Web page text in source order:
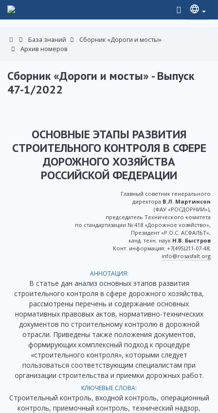
База знаний
Сборник «Дороги и мосты»
Архив номеров
Сборник «Дороги и мосты» - Выпуск
47-1/2022
ОСНОВНЫЕ ЭТАПЫ РАЗВИТИЯ
СТРОИТЕЛЬНОГО КОНТРОЛЯ В СФЕРЕ
ДОРОЖНОГО ХОЗЯЙСТВА
РОССИЙСКОЙ ФЕДЕРАЦИИ
Главный советник генерального
директора В.Л. Мартинсон
(ФАУ «РОСДОРНИИ»),
председатель Технического комитета
по стандартизации № 418 «Дорожное хозяйство»,
Президент «Р.О.С. АСФАЛЬТ»,
канд. техн. наук Н.В. Быстров
Конт. информация: +7(495)211-07-48;
info@rosasfalt.org
АННОТАЦИЯ:
В статье дан анализ основных этапов развития
строительного контроля в сфере дорожного хозяйства,
рассмотрены перечень и содержание основных
нормативных правовых актов, нормативно-технических
документов по строительному контролю в дорожной
отрасли. Приведены также положения документов,
формирующих комплексный подход к процедуре
«строительного контроля», которыми следует
пользоваться соответствующим специалистам при
организации строительства и приемки дорожных работ.
КЛЮЧЕВЫЕ СЛОВА:
Строительный контроль, входной контроль, операционный
контроль, приемочный контроль, технический надзор,